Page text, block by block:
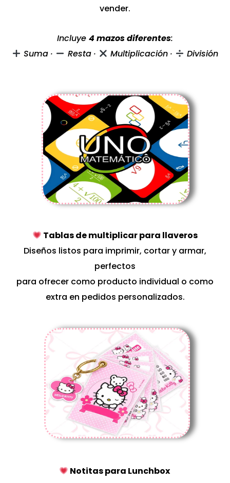
vender.
Incluye 4 mazos diferentes:
Suma ·
Resta · Multiplicación · División
Tablas de multiplicar para llaveros
Diseños listos para imprimir, cortar y armar,
perfectos
para ofrecer como producto individual o como
extra en pedidos personalizados.
Notitas para Lunchbox